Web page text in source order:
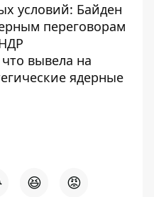
условий: Байден
переговорам
вывела на
ядерные
😆 😡